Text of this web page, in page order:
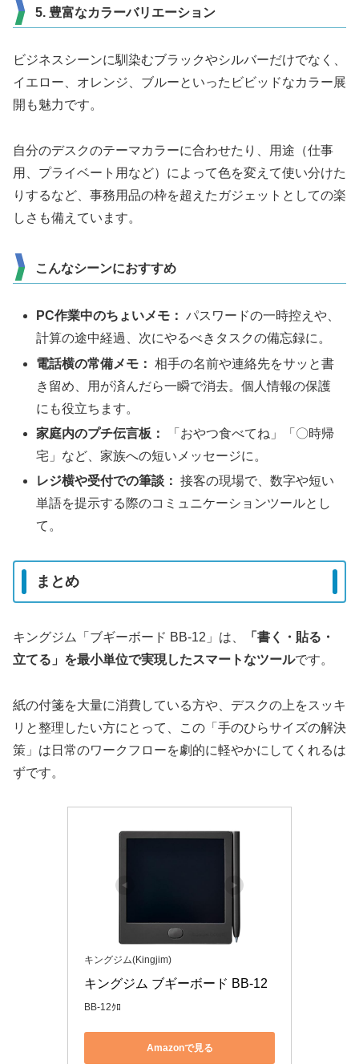
5. 豊富なカラーバリエーション
ビジネスシーンに馴染むブラックやシルバーだけでなく、
イエロー、オレンジ、ブルーといったビビッドなカラー展
開も魅力です。
自分のデスクのテーマカラーに合わせたり、用途（仕事
用、プライベート用など）によって色を変えて使い分けた
りするなど、事務用品の枠を超えたガジェットとしての楽
しさも備えています。
こんなシーンにおすすめ
PC作業中のちょいメモ： パスワードの一時控えや、
計算の途中経過、次にやるべきタスクの備忘録に。
電話横の常備メモ： 相手の名前や連絡先をサッと書
き留め、用が済んだら一瞬で消去。個人情報の保護
にも役立ちます。
家庭内のプチ伝言板：
「おやつ食べてね」「〇時帰
宅」など、家族への短いメッセージに。
レジ横や受付での筆談： 接客の現場で、数字や短い
単語を提示する際のコミュニケーションツールとし
て。
まとめ
キングジム「ブギーボード BB-12」は、
「書く・貼る・
立てる」を最小単位で実現したスマートなツールです。
紙の付箋を大量に消費している方や、デスクの上をスッキ
リと整理したい方にとって、この「手のひらサイズの解決
策」は日常のワークフローを劇的に軽やかにしてくれるは
ずです。
キングジム(Kingjim)
キングジム ブギーボード BB-12
BB-12ｸﾛ
Amazonで見る